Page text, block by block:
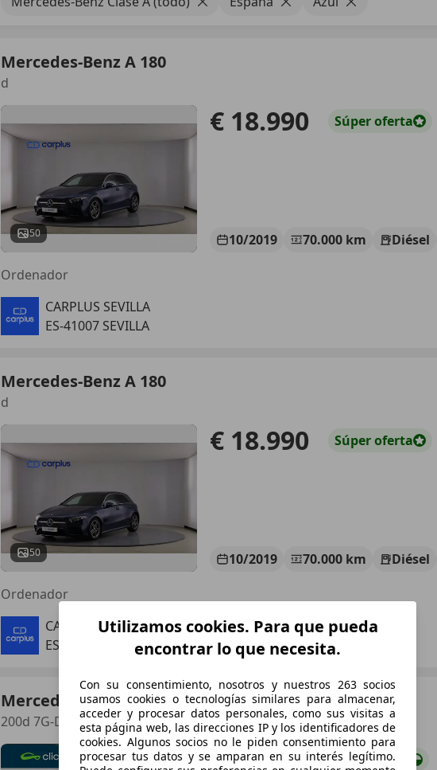
Mercedes-Benz A 180
d
50
€ 18.990 Súperoferta
10/2019 70.000 km Diésel
Ordenador
CARPLUS SEVILLA
ES-41007 SEVILLA
Mercedes-Benz A 180
d
50
€ 18.990 Súperoferta
10/2019 70.000 km Diésel
Ordenador
CARPLUS PARLA
ES-28981 PARLA
Mercedes-Benz A 200
200d 7G-DCT
€ 16.190 Buenprecio
Utilizamos cookies. Para que pueda
encontrar lo que necesita.
Con su consentimiento, nosotros y nuestros 263 socios
usamos cookies o tecnologías similares para almacenar,
acceder y procesar datos personales, como sus visitas a
esta página web, las direcciones IP y los identificadores de
cookies. Algunos socios no le piden consentimiento para
procesar tus datos y se amparan en su interés legítimo.